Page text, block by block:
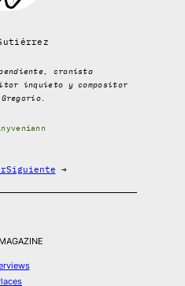
cronista
inquieto y compositor
Siguiente →